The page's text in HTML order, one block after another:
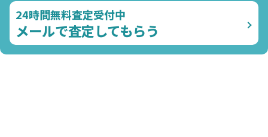
24時間無料査定受付中
メールで査定してもらう